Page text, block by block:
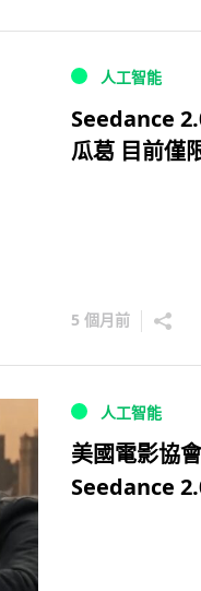
人工智能
Seedance
瓜葛 目前僅
5 個月前
人工智能
美國電影協
Seedance